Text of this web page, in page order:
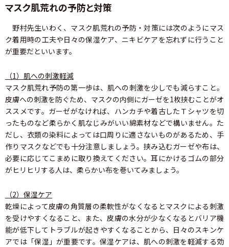
マスク肌荒れの予防と対策
野村先生いわく、マスク肌荒れの予防・対策には次のようにマス
ク着用時の工夫や日々の保湿ケア、ニキビケアを忘れずに行うこと
が重要だといいます。
（1）肌への刺激軽減
マスク肌荒れ予防の第一歩は、肌への刺激を少しでも減らすこと。
皮膚への刺激を防ぐため、マスクの内側にガーゼを1枚挟むことがオ
ススメです。ガーゼがなければ、ハンカチや着古したＴシャツを切
ったものなど柔らかく肌なじみがいい綿素材などで構いません。た
だし、衣類の染料によっては口周りに適さないものがあるため、手
作りマスクなどでも十分注意しましょう。挟み込むガーゼや布は、
必要に応じてこまめに取り換えてください。耳にかけるゴムの部分
がヒリヒリする人は、柔らかい布を巻いてみましょう。
（2）保湿ケア
乾燥によって皮膚の角質層の柔軟性がなくなるとマスクによる刺激
を受けやすくなること、また、皮膚の水分が少なくなるとバリア機
能が低下してトラブルが起きやすくなることから、日々のスキンケ
アでは「保湿」が重要です。保湿ケアは、肌への刺激を軽減する効